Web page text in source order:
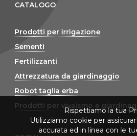
CATALOGO
Prodotti per irrigazione
Sementi
Fertilizzanti
Attrezzatura da giardinaggio
Robot taglia erba
Prodotti per vivaismo e
Rispettiamo la tua
Utilizziamo cookie per
accurata ed in linea con le